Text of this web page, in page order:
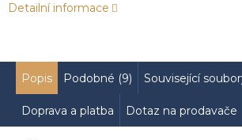
Detailní informace
Popis Podobné (9) Související
Doprava a platba Dotaz na prodavače